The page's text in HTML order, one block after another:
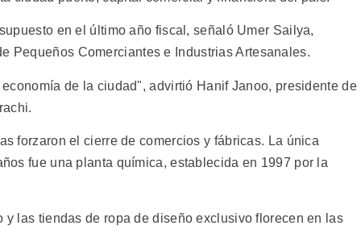
en el último año fiscal, señaló Umer Sailya,
Pequeños Comerciantes e Industrias Artesanales.
de la ciudad", advirtió Hanif Janoo, presidente de
forzaron el cierre de comercios y fábricas. La única
fue una planta química, establecida en 1997 por la
las tiendas de ropa de diseño exclusivo florecen en las